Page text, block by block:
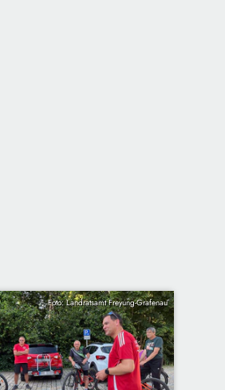
Foto: Landratsamt Freyung-Grafenau